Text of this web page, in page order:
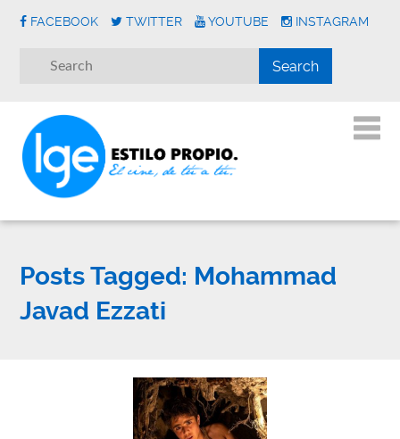
FACEBOOK TWITTER YOUTUBE INSTAGRAM
Posts Tagged: Mohammad
Javad Ezzati